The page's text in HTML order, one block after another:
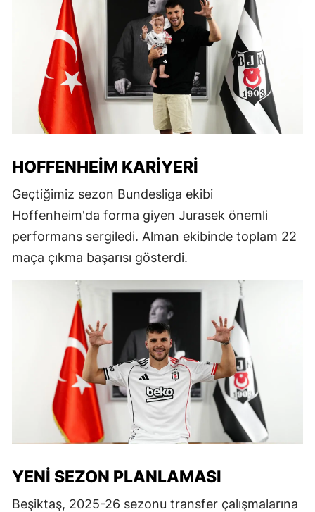
HOFFENHEIM KARIYERI
Geçtiğimiz sezon Bundesliga ekibi
Hoffenheim'da forma giyen Jurasek önemli
performans sergiledi. Alman ekibinde toplam 22
maça çıkma başarısı gösterdi.
YENI SEZON PLANLAMASI
Beşiktaş, 2025-26 sezonu transfer çalışmalarına